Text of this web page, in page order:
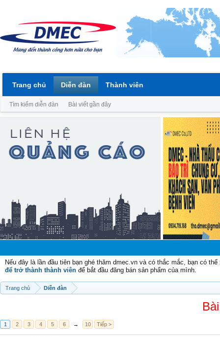
Nếu đây là lần đầu tiên bạn ghé thăm dmec.vn và có thắc mắc, bạn có
để trở thành thành viên để bắt đầu đăng bán sản phẩm của mình.
Trang chủ Diễn đàn
1 2 3 4 5 6 → 10 Tiếp >
Trang chủ Diễn đàn
Tìm kiếm diễn đàn Bài viết gần đây
Thành viên